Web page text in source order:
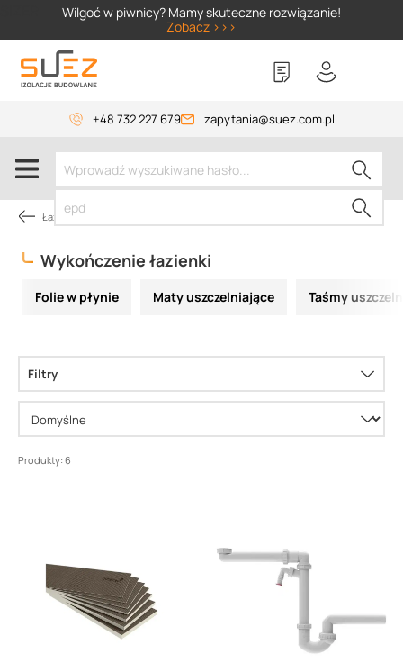
Wilgoć w piwnicy? Mamy skuteczne rozwiązanie!
Zobacz >>>
+48 732 227 679 zapytania@suez.com.pl
Łazienka
Folie w płynie Maty uszczelniające Taśmy
Wykończenie łazienki
Filtry
Produkty: 6